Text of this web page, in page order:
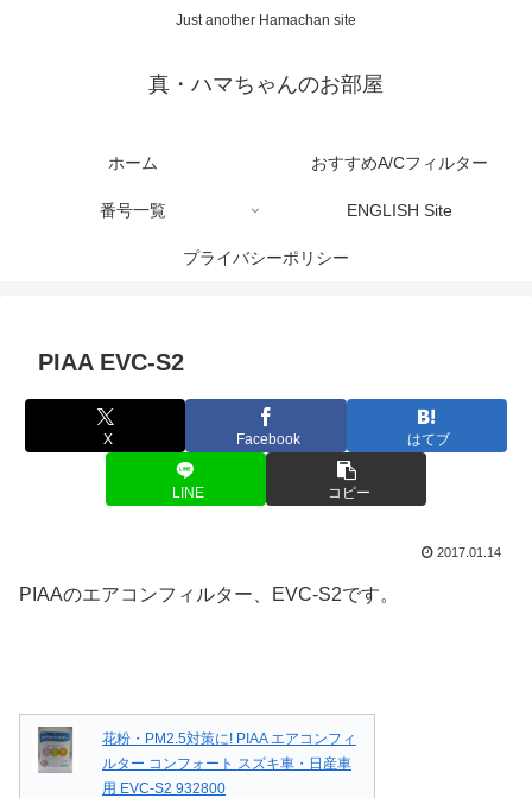
Just another Hamachan site
真・ハマちゃんのお部屋
ホーム おすすめA/Cフィルター
番号一覧 ENGLISH Site
プライバシーポリシー
PIAA EVC-S2
X Facebook はてブ
LINE コピー
2017.01.14
PIAAのエアコンフィルター、EVC-S2です。
花粉・PM2.5対策に! PIAA エアコンフィ
ルター コンフォート スズキ車・日産車
用 EVC-S2 932800